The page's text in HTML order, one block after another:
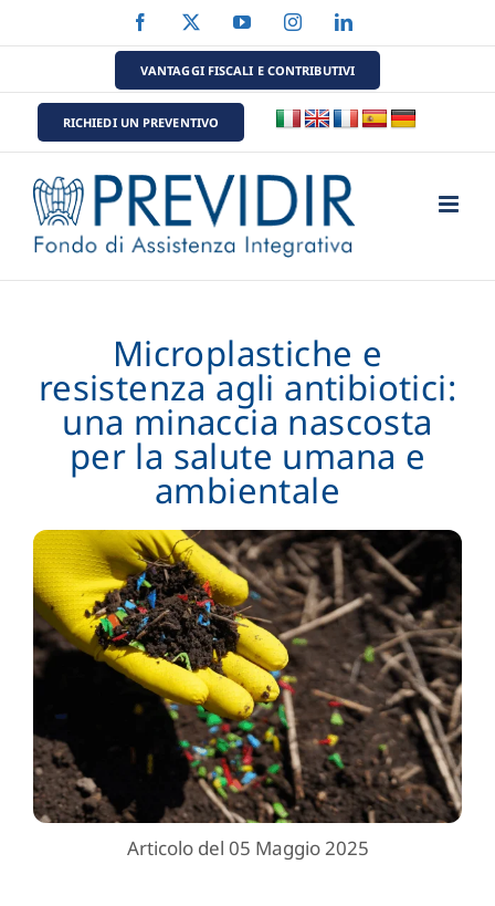
al
Facebook YouTubeInstagramLinkedIn
VANTAGGI FISCALI E CONTRIBUTIVI
RICHIEDI UN PREVENTIVO
Microplastiche e
resistenza agli antibiotici:
una minaccia nascosta
per la salute umana e
ambientale
Articolo del 05 Maggio 2025